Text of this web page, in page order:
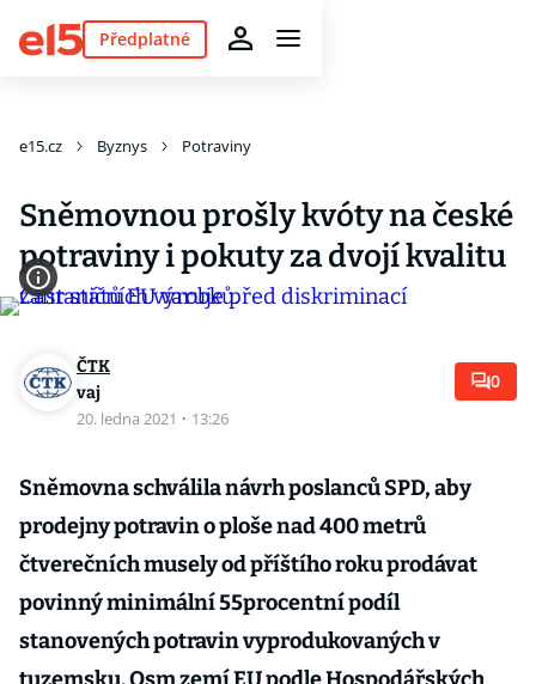
Předplatné
e15.cz Byznys Potraviny
Sněmovnou prošly kvóty na české
potraviny i pokuty za dvojí kvalitu
ČTK
vaj
20. ledna 2021 · 13:26
0
Sněmovna schválila návrh poslanců SPD, aby
prodejny potravin o ploše nad 400 metrů
čtverečních musely od příštího roku prodávat
povinný minimální 55procentní podíl
stanovených potravin vyprodukovaných v